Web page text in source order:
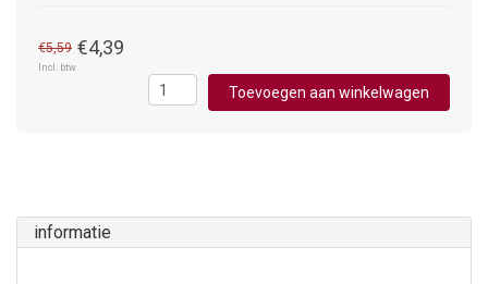
€5,59 €4,39
Incl. btw
Toevoegen aan winkelwagen
informatie